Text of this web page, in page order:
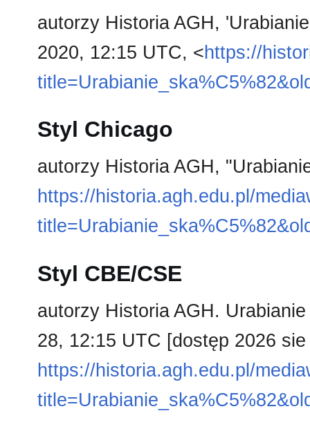
autorzy Historia AGH,
2020, 12:15 UTC, <https://
Styl Chicago
autorzy Historia AGH,
https://historia.agh.edu.pl/
Styl CBE/CSE
autorzy Historia AGH.
28, 12:15 UTC [dostęp 2026
https://historia.agh.edu.pl/